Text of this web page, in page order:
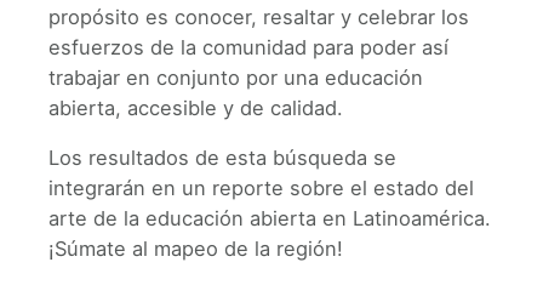
propósito es conocer, resaltar y celebrar los
esfuerzos de la comunidad para poder así
trabajar en conjunto por una educación
abierta, accesible y de calidad.
Los resultados de esta búsqueda se
integrarán en un reporte sobre el estado del
arte de la educación abierta en Latinoamérica.
¡Súmate al mapeo de la región!